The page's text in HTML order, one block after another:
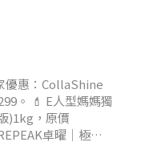
是牛奶。
優惠：CollaShine
。 💄 E人型媽媽獨
)1kg，原價
卓曜｜極淨